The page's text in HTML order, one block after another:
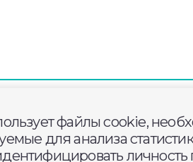
файлы cookie,
для анализа
личность